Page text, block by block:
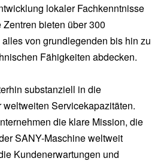
lokaler Fachkenntnisse
bieten über 300
von grundlegenden bis hin zu
Fähigkeiten abdecken.
substanziell in die
Servicekapazitäten.
die klare Mission, die
SANY-Maschine weltweit
Kundenerwartungen und